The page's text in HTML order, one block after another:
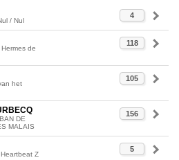
4
/ Nul
118
de
105
het
156
DE
MALAIS
5
Z